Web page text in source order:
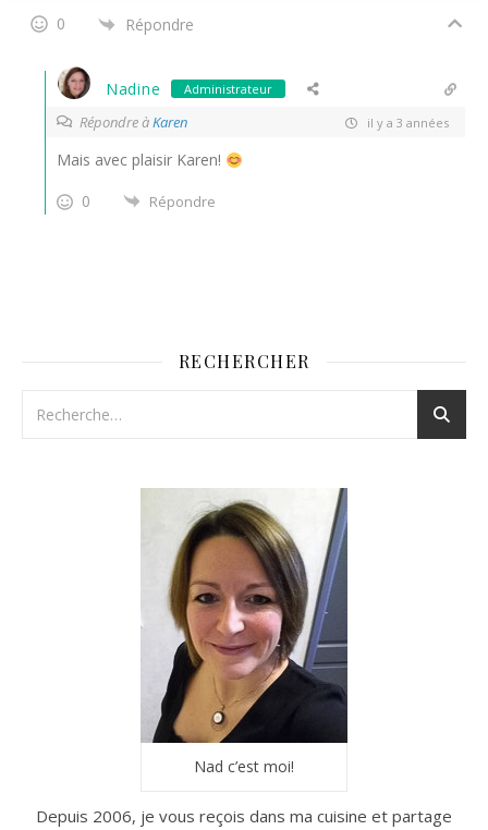
0 Répondre
Nadine Administrateur
Répondre àKaren il y a 3 années
Mais avec plaisir Karen!
0
Répondre
RECHERCHER
Nad c’est moi!
Depuis 2006, je vous reçois dans ma cuisine et partage